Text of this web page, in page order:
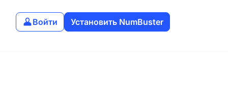
Войти Установить NumBuster